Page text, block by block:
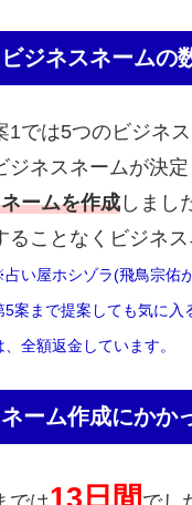
ジネスネームの
1では5つのビジネ
ジネスネームが決定
ームを作成 しまし
ることなくビジネ
い屋ホシゾラ(飛鳥宗佑
5案まで提案しても気に入
全額返金しています。
ーム作成にかか
13日間